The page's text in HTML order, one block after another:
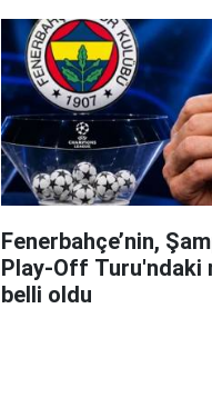
Fenerbahçe’nin,
Play-Off Turu'ndaki
belli oldu